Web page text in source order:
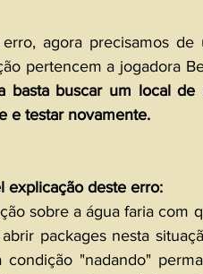
agora precisamos
pertencem a jogadora
basta buscar um local de
e testar novamente.
explicação deste erro:
sobre a água faria com
packages nesta
"nadando"